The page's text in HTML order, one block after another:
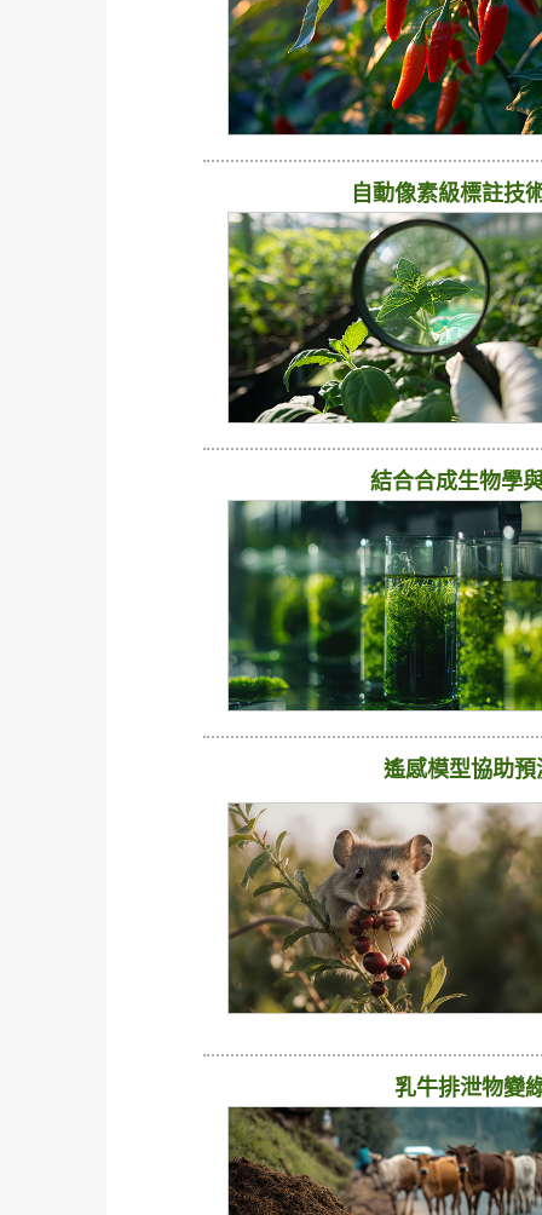
自動像素級標註技
結合合成生物學
遙感模型協助
乳牛排泄物變